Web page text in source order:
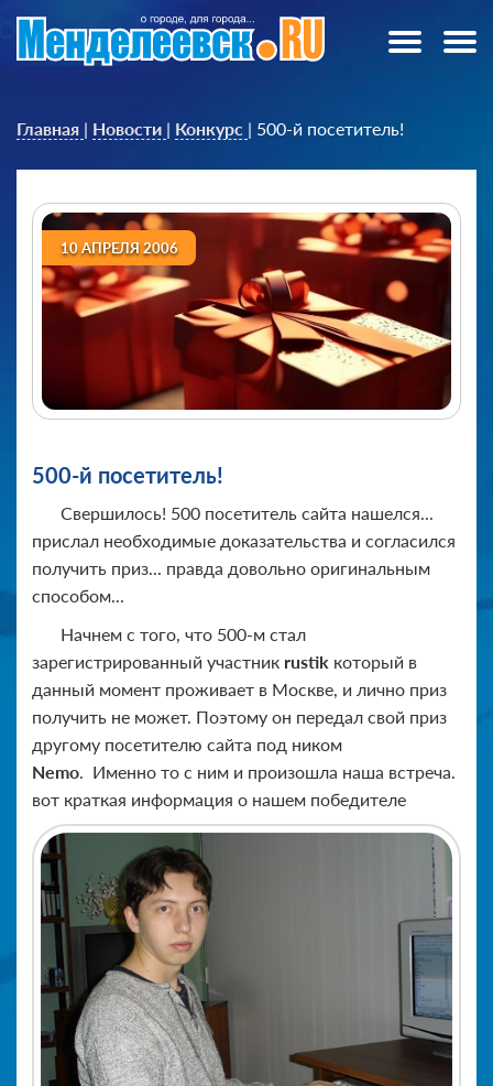
Главная | Новости | Конкурс | 500-й посетитель!
10 АПРЕЛЯ 2006
500-й посетитель!
Свершилось! 500 посетитель сайта нашелся...
прислал необходимые доказательства и согласился
получить приз... правда довольно оригинальным
способом...
Начнем с того, что 500-м стал
зарегистрированный участник rustik который в
данный момент проживает в Москве, и лично приз
получить не может. Поэтому он передал свой приз
другому посетителю сайта под ником
Nemo. Именно то с ним и произошла наша встреча.
вот краткая информация о нашем победителе